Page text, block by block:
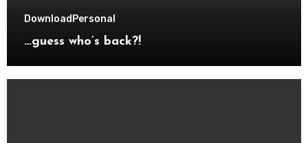
Download Personal
…guess who’s back?!